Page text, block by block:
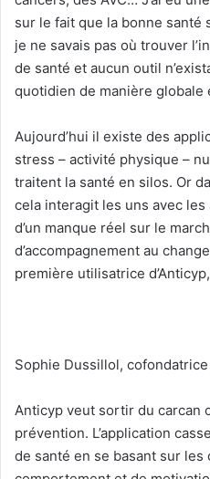
sur le fait que la bonne santé
je ne savais pas où trouver
de santé et aucun outil
quotidien de manière globale
Aujourd’hui il existe des
stress – activité physique –
traitent la santé en silos. Or
cela interagit les uns avec
d’un manque réel sur le
d’accompagnement au
première utilisatrice d’Anticyp,
Sophie Dussillol, cofondatrice
Anticyp veut sortir du carcan
prévention. L’application
de santé en se basant sur les